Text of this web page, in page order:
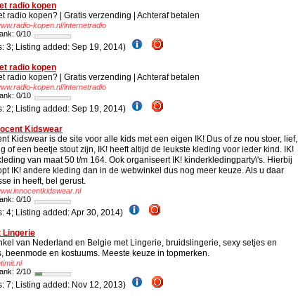
radio kopen
radio kopen? | Gratis verzending | Achteraf betalen
kopen.nl/internetradio
0/10
3; Listing added: Sep 19, 2014)
radio kopen
radio kopen? | Gratis verzending | Achteraf betalen
kopen.nl/internetradio
0/10
2; Listing added: Sep 19, 2014)
Kidswear
Kidswear is de site voor alle kids met een eigen IK! Dus of ze nou stoer, lief,
of een beetje stout zijn, IK! heeft altijd de leukste kleding voor ieder kind. IK!
van maat 50 t/m 164. Ook organiseert IK! kinderkledingparty\'s. Hierbij
IK! andere kleding dan in de webwinkel dus nog meer keuze. Als u daar
in heeft, bel gerust.
0/10
4; Listing added: Apr 30, 2014)
Lingerie
van Nederland en Belgie met Lingerie, bruidslingerie, sexy setjes en
beenmode en kostuums. Meeste keuze in topmerken.
2/10
7; Listing added: Nov 12, 2013)